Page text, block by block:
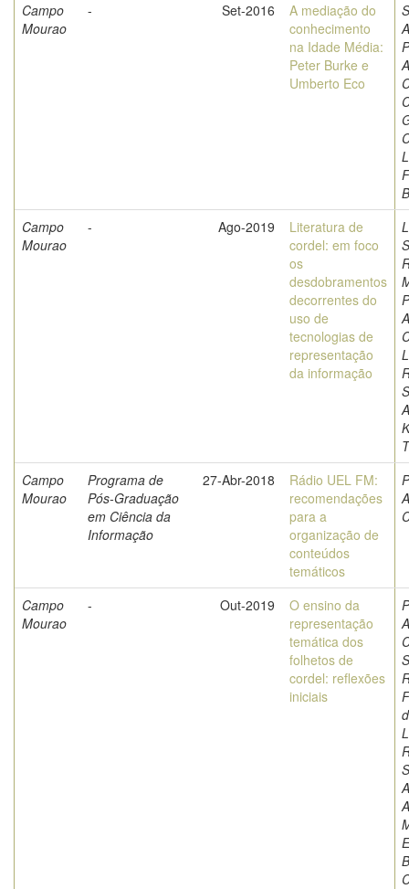
Campo
Mourao
- Set-2016
A mediação do
conhecimento
na Idade Média:
Peter Burke e
Umberto Eco
Campo
Mourao
- Ago-2019
Literatura de
cordel: em foco
os
desdobramentos
decorrentes do
uso de
tecnologias de
representação
da informação
Campo
Mourao
Programa de
Pós-Graduação
em Ciência da
Informação
27-Abr-2018
Rádio UEL FM:
recomendações
para a
organização de
conteúdos
temáticos
Campo
Mourao
- Out-2019
O ensino da
representação
temática dos
folhetos de
cordel: reflexões
iniciais